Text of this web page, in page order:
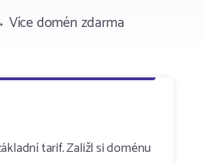
domén zdarma
tarif. Zaližl si doménu